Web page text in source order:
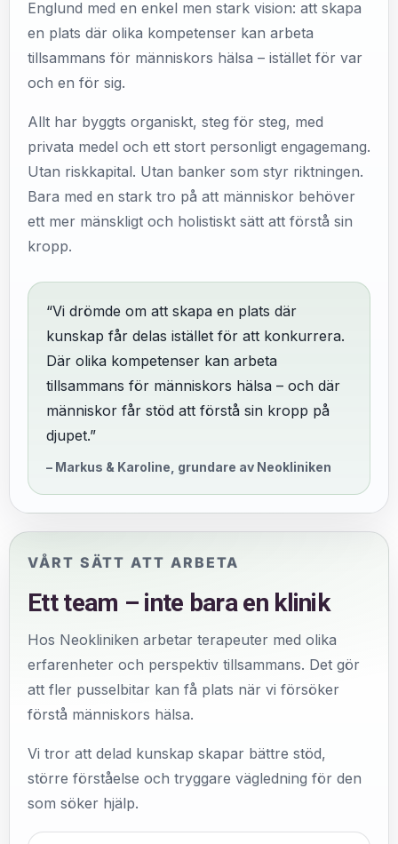
Englund med en enkel men stark vision: att skapa
en plats där olika kompetenser kan arbeta
tillsammans för människors hälsa – istället för var
och en för sig.
Allt har byggts organiskt, steg för steg, med
privata medel och ett stort personligt engagemang.
Utan riskkapital. Utan banker som styr riktningen.
Bara med en stark tro på att människor behöver
ett mer mänskligt och holistiskt sätt att förstå sin
kropp.
“Vi drömde om att skapa en plats där
kunskap får delas istället för att konkurrera.
Där olika kompetenser kan arbeta
tillsammans för människors hälsa – och där
människor får stöd att förstå sin kropp på
djupet.”
– Markus & Karoline, grundare av Neokliniken
VÅRT SÄTT ATT ARBETA
Ett team – inte bara en klinik
Hos Neokliniken arbetar terapeuter med olika
erfarenheter och perspektiv tillsammans. Det gör
att fler pusselbitar kan få plats när vi försöker
förstå människors hälsa.
Vi tror att delad kunskap skapar bättre stöd,
större förståelse och tryggare vägledning för den
som söker hjälp.